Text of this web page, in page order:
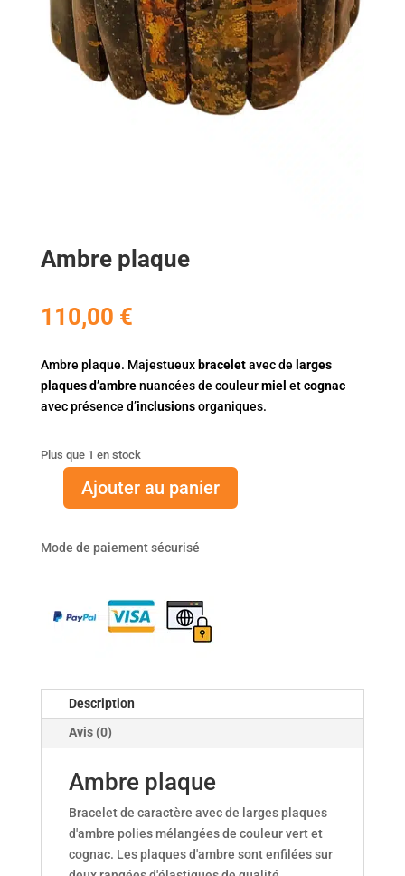
Ambre plaque
110,00 €
Ambre plaque. Majestueuxbraceletavec de larges
plaques d’ambrenuancées de couleurmiel etcognac
avec présence d’inclusionsorganiques.
Plus que 1 en stock
quantitéAjouter au panier
Mode de paiement sécurisé
Description
Avis (0)
Ambre plaque
Bracelet de caractère avec de larges plaques
d'ambre polies mélangées de couleur vert et
cognac. Les plaques d'ambre sont enfilées sur